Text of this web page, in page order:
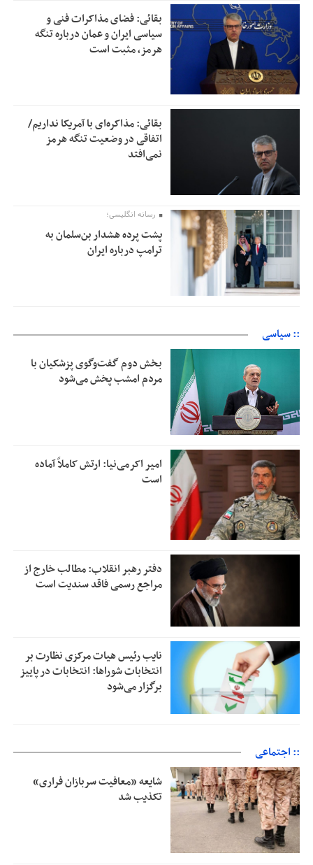
بقائی: فضای مذاکرات فنی و
سیاسی ایران و عمان درباره تنگه
هرمز، مثبت است
بقائی: مذاکره‌ای با آمریکا نداریم/
اتفاقی در وضعیت تنگه هرمز
نمی‌افتد
رسانه انگلیسی؛
پشت پرده هشدار بن‌سلمان به
ترامپ درباره ایران
:: سیاسی
بخش دوم گفت‌وگوی پزشکیان با
مردم امشب پخش می‌شود
امیر اکرمی‌نیا: ارتش کاملاً آماده
است
دفتر رهبر انقلاب: مطالب خارج از
مراجع رسمی فاقد سندیت است
نایب رئیس هیات مرکزی نظارت بر
انتخابات شوراها: انتخابات در پاییز
برگزار می‌شود
:: اجتماعی
شایعه «معافیت سربازان فراری»
تکذیب شد